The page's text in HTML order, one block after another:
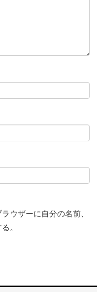
ウザーに自分の名前、
。